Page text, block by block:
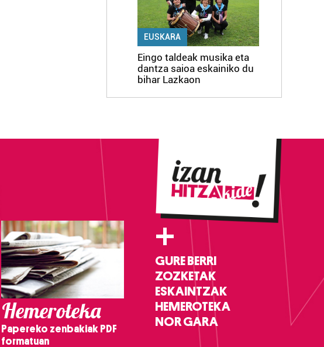
EUSKARA
Eingo taldeak musika eta
dantza saioa eskainiko du
bihar Lazkaon
Hemeroteka
Papereko zenbakiak PDF
formatuan
+
GURE BERRI
ZOZKETAK
ESKAINTZAK
HEMEROTEKA
NOR GARA